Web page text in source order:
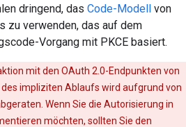
dringend, das Code-Modell von
zu verwenden, das auf dem
Vorgang mit PKCE basiert.
mit den OAuth 2.0-Endpunkten von
impliziten Ablaufs wird aufgrund von
Wenn Sie die Autorisierung in
möchten, sollten Sie den